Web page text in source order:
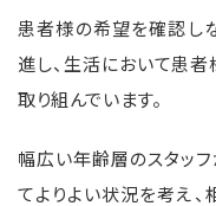
患者様の希望を確認し
進し、生活において患
取り組んでいます。
幅広い年齢層のスタッ
てよりよい状況を考え